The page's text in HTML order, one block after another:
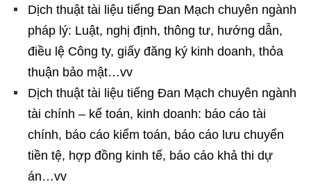
Dịch thuật tài liệu tiếng Đan Mạch chuyên ngành
pháp lý: Luật, nghị định, thông tư, hướng dẫn,
điều lệ Công ty, giấy đăng ký kinh doanh, thỏa
thuận bảo mật…vv
Dịch thuật tài liệu tiếng Đan Mạch chuyên ngành
tài chính – kế toán, kinh doanh: báo cáo tài
chính, báo cáo kiểm toán, báo cáo lưu chuyển
tiền tệ, hợp đồng kinh tế, báo cáo khả thi dự
án…vv